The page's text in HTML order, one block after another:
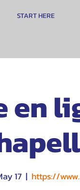
START HERE
en
17
  |
https://